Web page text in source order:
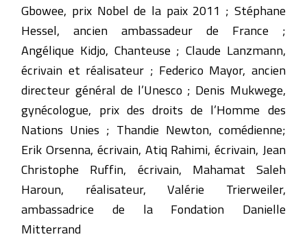
Gbowee, prix Nobel de la paix 2011 ; Stéphane
Hessel, ancien ambassadeur de France ;
Angélique Kidjo, Chanteuse ; Claude Lanzmann,
écrivain et réalisateur ; Federico Mayor, ancien
directeur général de l’Unesco ; Denis Mukwege,
gynécologue, prix des droits de l’Homme des
Nations Unies ; Thandie Newton, comédienne;
Erik Orsenna, écrivain, Atiq Rahimi, écrivain, Jean
Christophe Ruffin, écrivain, Mahamat Saleh
Haroun, réalisateur, Valérie Trierweiler,
ambassadrice de la Fondation Danielle
Mitterrand